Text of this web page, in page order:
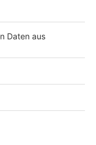
aus
ein,